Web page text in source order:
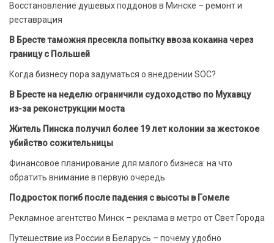
Восстановление душевых поддонов в Минске – ремонт и
реставрация
В Бресте таможня пресекла попытку ввоза кокаина через
границу с Польшей
Когда бизнесу пора задуматься о внедрении SOC?
В Бресте на неделю ограничили судоходство по Мухавцу
из-за реконструкции моста
Житель Пинска получил более 19 лет колонии за жестокое
убийство сожительницы
Финансовое планирование для малого бизнеса: на что
обратить внимание в первую очередь
Подросток погиб после падения с высоты в Гомеле
Рекламное агентство Минск – реклама в метро от Свет Города
Путешествие из России в Беларусь – почему удобно